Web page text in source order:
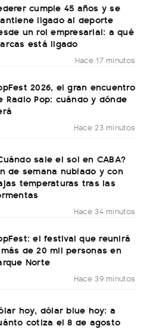
cumple 45 años y se
ligado al deporte
un rol empresarial: a qué
está ligado
Hace 17 minutos
2026, el gran encuentro
Radio Pop: cuándo y dónde
Hace 23 minutos
sale el sol en CABA?
de semana nublado y con
temperaturas tras las
Hace 34 minutos
el festival que reunirá
de 20 mil personas en
Norte
Hace 39 minutos
hoy, dólar blue hoy: a
cotiza el 8 de agosto